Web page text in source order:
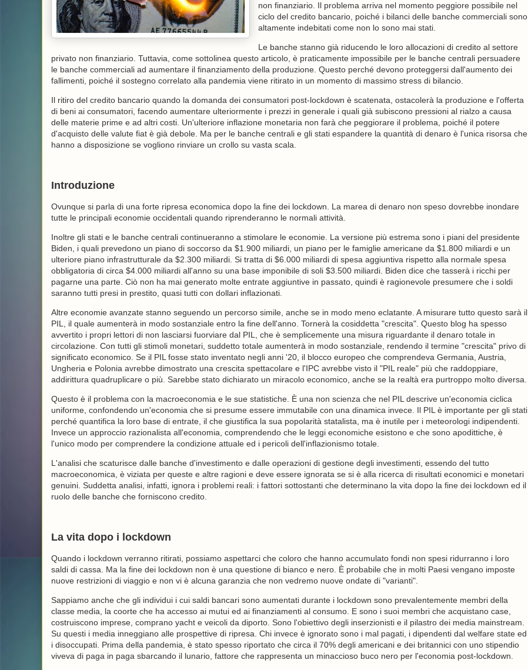
non finanziario. Il problema arriva nel momento peggiore possibile nel
ciclo del credito bancario, poiché i bilanci delle banche commerciali sono
altamente indebitati come non lo sono mai stati.
Le banche stanno già riducendo le loro allocazioni di credito al settore
privato non finanziario. Tuttavia, come sottolinea questo articolo, è praticamente impossibile per le banche centrali persuadere
le banche commerciali ad aumentare il finanziamento della produzione. Questo perché devono proteggersi dall'aumento dei
fallimenti, poiché il sostegno correlato alla pandemia viene ritirato in un momento di massimo stress di bilancio.
Il ritiro del credito bancario quando la domanda dei consumatori post-lockdown è scatenata, ostacolerà la produzione e l'offerta
di beni ai consumatori, facendo aumentare ulteriormente i prezzi in generale i quali già subiscono pressioni al rialzo a causa
delle materie prime e ad altri costi. Un'ulteriore inflazione monetaria non farà che peggiorare il problema, poiché il potere
d'acquisto delle valute fiat è già debole. Ma per le banche centrali e gli stati espandere la quantità di denaro è l'unica risorsa che
hanno a disposizione se vogliono rinviare un crollo su vasta scala.
Introduzione
Ovunque si parla di una forte ripresa economica dopo la fine dei lockdown. La marea di denaro non speso dovrebbe inondare
tutte le principali economie occidentali quando riprenderanno le normali attività.
Inoltre gli stati e le banche centrali continueranno a stimolare le economie. La versione più estrema sono i piani del presidente
Biden, i quali prevedono un piano di soccorso da $1.900 miliardi, un piano per le famiglie americane da $1.800 miliardi e un
ulteriore piano infrastrutturale da $2.300 miliardi. Si tratta di $6.000 miliardi di spesa aggiuntiva rispetto alla normale spesa
obbligatoria di circa $4.000 miliardi all'anno su una base imponibile di soli $3.500 miliardi. Biden dice che tasserà i ricchi per
pagarne una parte. Ciò non ha mai generato molte entrate aggiuntive in passato, quindi è ragionevole presumere che i soldi
saranno tutti presi in prestito, quasi tutti con dollari inflazionati.
Altre economie avanzate stanno seguendo un percorso simile, anche se in modo meno eclatante. A misurare tutto questo sarà il
PIL, il quale aumenterà in modo sostanziale entro la fine dell'anno. Tornerà la cosiddetta "crescita". Questo blog ha spesso
avvertito i propri lettori di non lasciarsi fuorviare dal PIL, che è semplicemente una misura riguardante il denaro totale in
circolazione. Con tutti gli stimoli monetari, suddetto totale aumenterà in modo sostanziale, rendendo il termine "crescita" privo di
significato economico. Se il PIL fosse stato inventato negli anni '20, il blocco europeo che comprendeva Germania, Austria,
Ungheria e Polonia avrebbe dimostrato una crescita spettacolare e l'IPC avrebbe visto il "PIL reale" più che raddoppiare,
addirittura quadruplicare o più. Sarebbe stato dichiarato un miracolo economico, anche se la realtà era purtroppo molto diversa.
Questo è il problema con la macroeconomia e le sue statistiche. È una non scienza che nel PIL descrive un'economia ciclica
uniforme, confondendo un'economia che si presume essere immutabile con una dinamica invece. Il PIL è importante per gli stati
perché quantifica la loro base di entrate, il che giustifica la sua popolarità statalista, ma è inutile per i meteorologi indipendenti.
Invece un approccio razionalista all'economia, comprendendo che le leggi economiche esistono e che sono apodittiche, è
l'unico modo per comprendere la condizione attuale ed i pericoli dell'inflazionismo totale.
L'analisi che scaturisce dalle banche d'investimento e dalle operazioni di gestione degli investimenti, essendo del tutto
macroeconomica, è viziata per queste e altre ragioni e deve essere ignorata se si è alla ricerca di risultati economici e monetari
genuini. Suddetta analisi, infatti, ignora i problemi reali: i fattori sottostanti che determinano la vita dopo la fine dei lockdown ed il
ruolo delle banche che forniscono credito.
La vita dopo i lockdown
Quando i lockdown verranno ritirati, possiamo aspettarci che coloro che hanno accumulato fondi non spesi ridurranno i loro
saldi di cassa. Ma la fine dei lockdown non è una questione di bianco e nero. È probabile che in molti Paesi vengano imposte
nuove restrizioni di viaggio e non vi è alcuna garanzia che non vedremo nuove ondate di "varianti".
Sappiamo anche che gli individui i cui saldi bancari sono aumentati durante i lockdown sono prevalentemente membri della
classe media, la coorte che ha accesso ai mutui ed ai finanziamenti al consumo. E sono i suoi membri che acquistano case,
costruiscono imprese, comprano yacht e veicoli da diporto. Sono l'obiettivo degli inserzionisti e il pilastro dei media mainstream.
Su questi i media inneggiano alle prospettive di ripresa. Chi invece è ignorato sono i mal pagati, i dipendenti dal welfare state ed
i disoccupati. Prima della pandemia, è stato spesso riportato che circa il 70% degli americani e dei britannici con uno stipendio
viveva di paga in paga sbarcando il lunario, fattore che rappresenta un minaccioso buco nero per l'economia post-lockdown.